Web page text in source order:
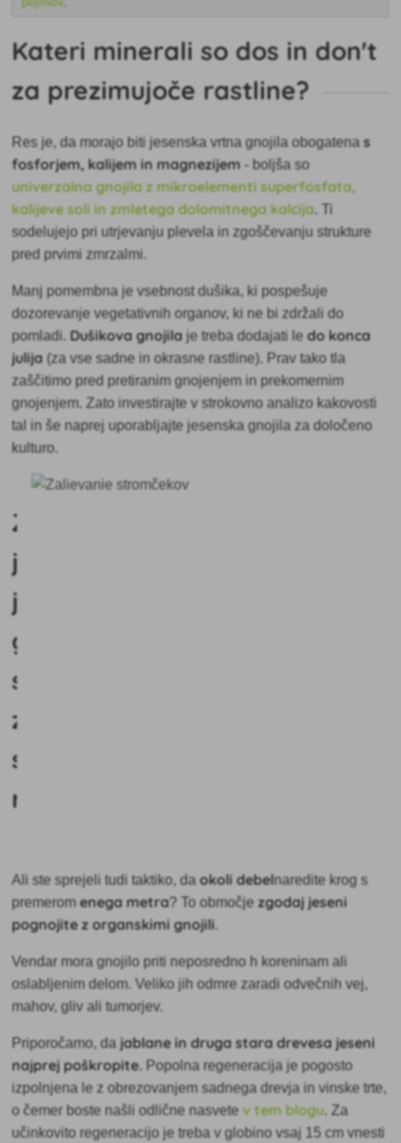
Kateri minerali so dos in don't
za prezimujoče rastline?
Res je, da morajo biti jesenska vrtna gnojila obogatenas
fosforjem, kalijem in magnezijem - boljša so
univerzalna gnojila z mikroelementi superfosfata,
kalijeve soli in zmletega dolomitnega kalcija. Ti
sodelujejo pri utrjevanju plevela in zgoščevanju strukture
pred prvimi zmrzalmi.
Manj pomembna je vsebnost dušika, ki pospešuje
dozorevanje vegetativnih organov, ki ne bi zdržali do
pomladi.Dušikova gnojila je treba dodajati ledo konca
julija (za vse sadne in okrasne rastline). Prav tako tla
zaščitimo pred pretiranim gnojenjem in prekomernim
gnojenjem. Zato investirajte v strokovno analizo kakovosti
tal in še naprej uporabljajte jesenska gnojila za določeno
kulturo.
Zakaj
je
jesensko
gnojenje
specifično
za
sadne
rastline?
Ali ste sprejeli tudi taktiko, da okoli debelnaredite krog s
premerom enega metra? To območjezgodaj jeseni
pognojite z organskimi gnojili.
Vendar mora gnojilo priti neposredno h koreninam ali
oslabljenim delom. Veliko jih odmre zaradi odvečnih vej,
mahov, gliv ali tumorjev.
Priporočamo, da jablane in druga stara drevesa jeseni
najprej poškropite. Popolna regeneracija je pogosto
izpolnjena le z obrezovanjem sadnega drevja in vinske trte,
o čemer boste našli odlične nasvetev tem blogu. Za
učinkovito regeneracijo je treba v globino vsaj 15 cm vnesti